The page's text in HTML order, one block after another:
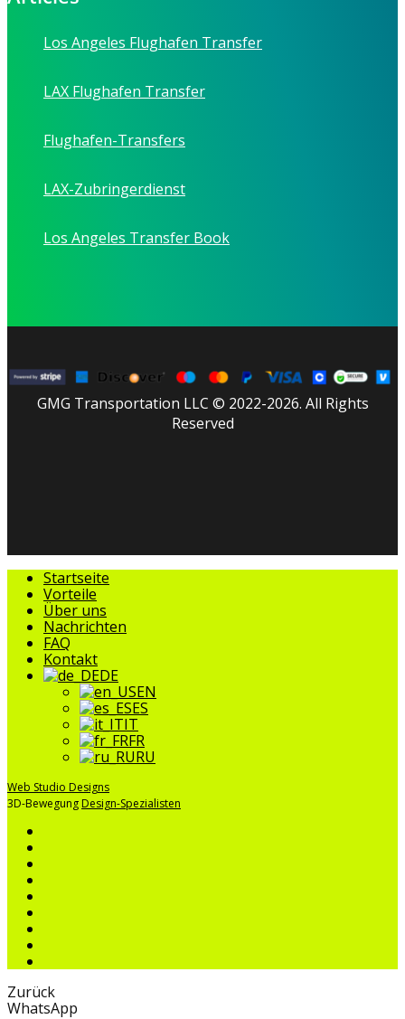
Los Angeles Flughafen Transfer
LAX Flughafen Transfer
Flughafen-Transfers
LAX-Zubringerdienst
Los Angeles Transfer Book
GMG Transportation LLC © 2022-2026. All Rights
Reserved
Menü
schließen
Startseite
Vorteile
Über uns
Nachrichten
FAQ
Kontakt
DE
EN
ES
IT
FR
RU
Web Studio Designs
3D-BewegungDesign-Spezialisten
Zurück
WhatsApp